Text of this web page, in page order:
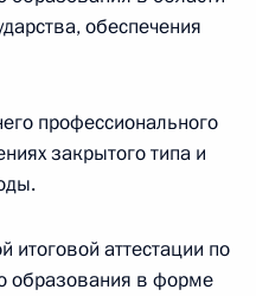
правонарушениях
прав потребителей»
обеспечения
профессионального
закрытого типа и
итоговой аттестации по
образования в форме